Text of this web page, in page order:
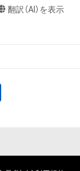
その他の知的財
、本アイテム
権利者またはそ
、逆コンパイ
れに限定されま
翻訳（AI）を表示